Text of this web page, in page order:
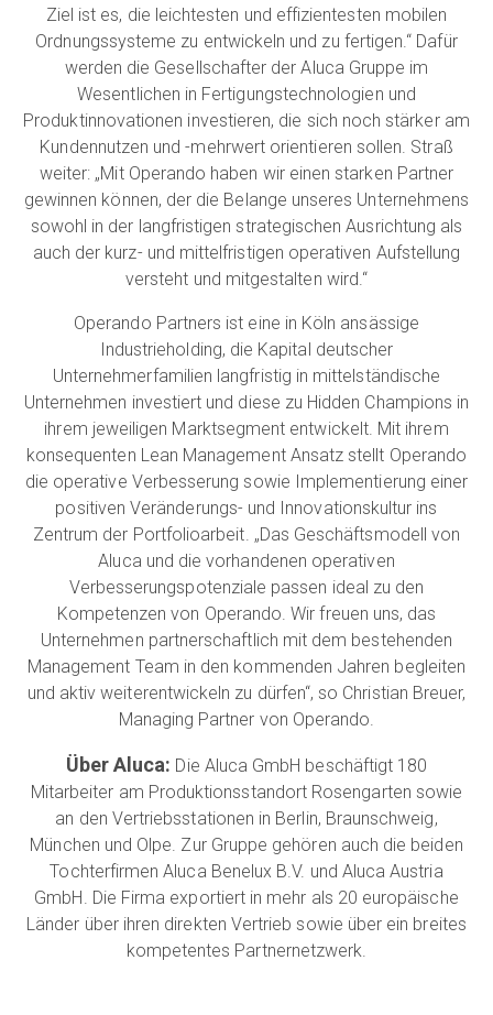
Ziel ist es, die leichtesten und effizientesten mobilen
Ordnungssysteme zu entwickeln und zu fertigen.“ Dafür
werden die Gesellschafter der Aluca Gruppe im
Wesentlichen in Fertigungstechnologien und
Produktinnovationen investieren, die sich noch stärker am
Kundennutzen und -mehrwert orientieren sollen. Straß
weiter: „Mit Operando haben wir einen starken Partner
gewinnen können, der die Belange unseres Unternehmens
sowohl in der langfristigen strategischen Ausrichtung als
auch der kurz- und mittelfristigen operativen Aufstellung
versteht und mitgestalten wird.“
Operando Partners ist eine in Köln ansässige
Industrieholding, die Kapital deutscher
Unternehmerfamilien langfristig in mittelständische
Unternehmen investiert und diese zu Hidden Champions in
ihrem jeweiligen Marktsegment entwickelt. Mit ihrem
konsequenten Lean Management Ansatz stellt Operando
die operative Verbesserung sowie Implementierung einer
positiven Veränderungs- und Innovationskultur ins
Zentrum der Portfolioarbeit. „Das Geschäftsmodell von
Aluca und die vorhandenen operativen
Verbesserungspotenziale passen ideal zu den
Kompetenzen von Operando. Wir freuen uns, das
Unternehmen partnerschaftlich mit dem bestehenden
Management Team in den kommenden Jahren begleiten
und aktiv weiterentwickeln zu dürfen“, so Christian Breuer,
Managing Partner von Operando.
Über Aluca: Die Aluca GmbH beschäftigt 180
Mitarbeiter am Produktionsstandort Rosengarten sowie
an den Vertriebsstationen in Berlin, Braunschweig,
München und Olpe. Zur Gruppe gehören auch die beiden
Tochterfirmen Aluca Benelux B.V. und Aluca Austria
GmbH. Die Firma exportiert in mehr als 20 europäische
Länder über ihren direkten Vertrieb sowie über ein breites
kompetentes Partnernetzwerk.